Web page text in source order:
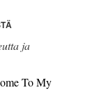
ja
To My